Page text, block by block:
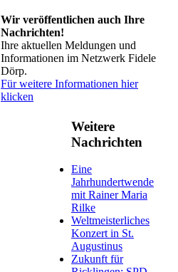
Wir veröffentlichen auch Ihre
Nachrichten!
Ihre aktuellen Meldungen und
Informationen im Netzwerk Fidele
Dörp.
Für weitere Informationen hier
klicken
Weitere
Nachrichten
Eine
Jahrhundertwende
mit Rainer Maria
Rilke
Weltmeisterliches
Konzert in St.
Augustinus
Zukunft für